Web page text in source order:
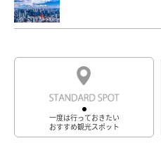
一度は行っておきたい
おすすめ観光スポット